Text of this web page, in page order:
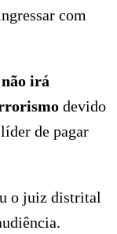
com
não irá
devido
de pagar
o juiz distrital